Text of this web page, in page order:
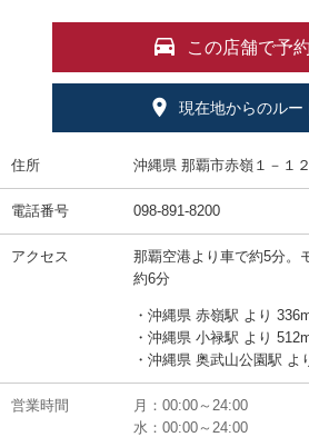
この店舗で予
現在地からのルー
住所 沖縄県 那覇市赤嶺１－１
電話番号 098-891-8200
アクセス
那覇空港より車で約5分。
約6分
・沖縄県 赤嶺駅 より
・沖縄県 小禄駅 より
・沖縄県 奥武山公園駅 よ
営業時間 月：00:00～24:00
水：00:00～24:00